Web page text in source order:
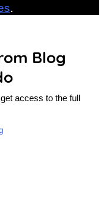
.
Blog
access to the full